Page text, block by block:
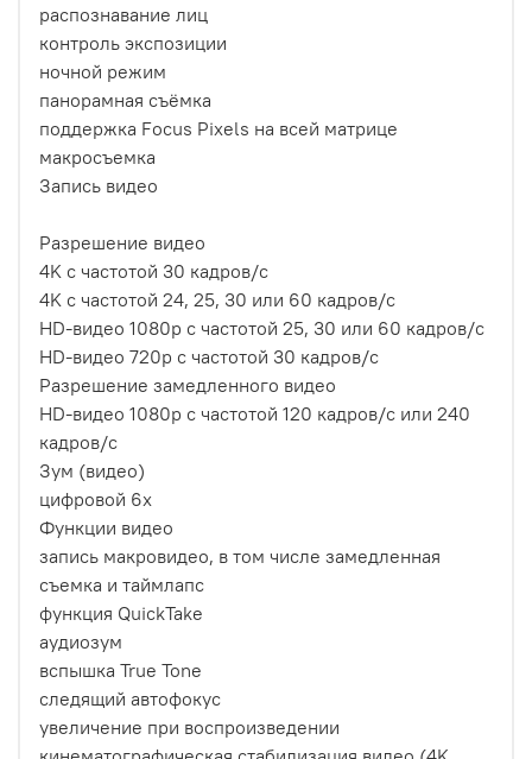
распознавание лиц
контроль экспозиции
ночной режим
панорамная съёмка
поддержка Focus Pixels на всей матрице
макросъемка
Запись видео
Разрешение видео
4K с частотой 30 кадров/с
4K с частотой 24, 25, 30 или 60 кадров/с
HD-видео 1080p с частотой 25, 30 или 60 кадров/с
HD-видео 720p с частотой 30 кадров/с
Разрешение замедленного видео
HD-видео 1080р c частотой 120 кадров/с или 240
кадров/с
Зум (видео)
цифровой 6х
Функции видео
запись макровидео, в том числе замедленная
съемка и таймлапс
функция QuickTake
аудиозум
вспышка True Tone
следящий автофокус
увеличение при воспроизведении